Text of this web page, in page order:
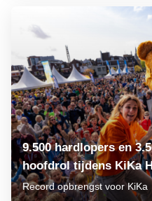
9.500 hardlopers en
hoofdrol tijdens KiKa
Record opbrengst voor KiKa